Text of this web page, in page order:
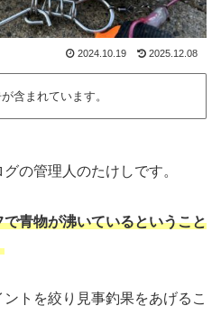
2024.10.19 2025.12.08
含まれています。
の管理人のたけしです。
青物が沸いているということ
トを絞り見事釣果をあげるこ